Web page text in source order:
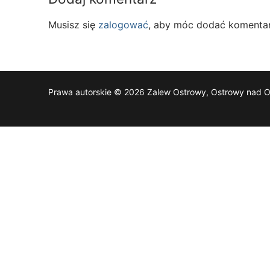
Musisz się zalogować, aby móc dodać
Prawa autorskie © 2026 Zalew Ostrowy, Ostrowy nad